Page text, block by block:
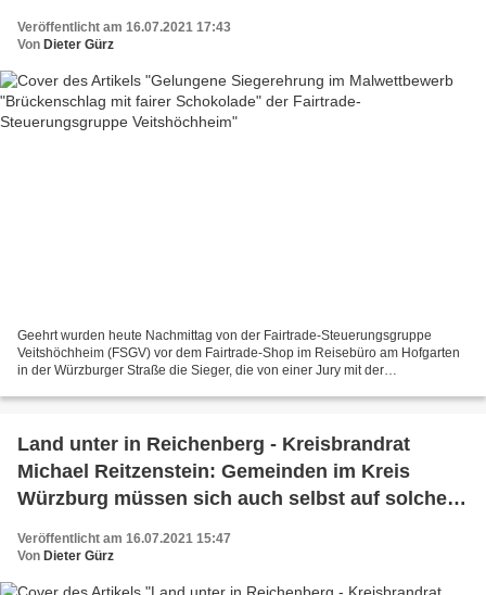
Veröffentlicht am 16.07.2021 17:43
Von Dieter Gürz
Geehrt wurden heute Nachmittag von der Fairtrade-Steuerungsgruppe
Veitshöchheim (FSGV) vor dem Fairtrade-Shop im Reisebüro am Hofgarten
in der Würzburger Straße die Sieger, die von einer Jury mit der
Land unter in Reichenberg - Kreisbrandrat
Michael Reitzenstein: Gemeinden im Kreis
Würzburg müssen sich auch selbst auf solche
Veitshöchheimer Grünen
Veröffentlicht am 16.07.2021 15:47
Von Dieter Gürz